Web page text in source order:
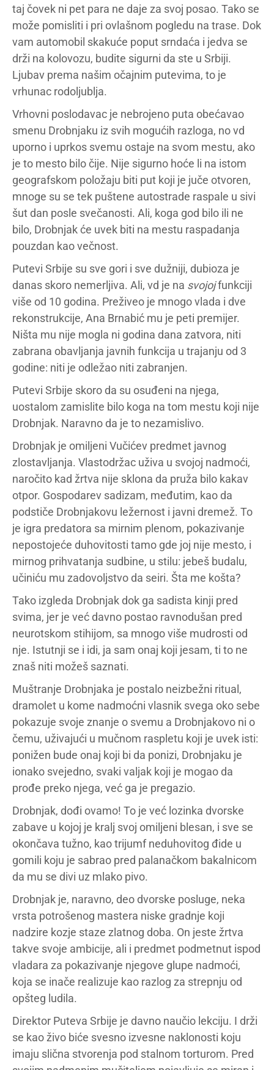
taj čovek ni pet para ne daje za svoj posao. Tako se
može pomisliti i pri ovlašnom pogledu na trase. Dok
vam automobil skakuće poput srndaća i jedva se
drži na kolovozu, budite sigurni da ste u Srbiji.
Ljubav prema našim očajnim putevima, to je
vrhunac rodoljublja.
Vrhovni poslodavac je nebrojeno puta obećavao
smenu Drobnjaku iz svih mogućih razloga, no vd
uporno i uprkos svemu ostaje na svom mestu, ako
je to mesto bilo čije. Nije sigurno hoće li na istom
geografskom položaju biti put koji je juče otvoren,
mnoge su se tek puštene autostrade raspale u sivi
šut dan posle svečanosti. Ali, koga god bilo ili ne
bilo, Drobnjak će uvek biti na mestu raspadanja
pouzdan kao večnost.
Putevi Srbije su sve gori i sve dužniji, dubioza je
danas skoro nemerljiva. Ali, vd je na svojojfunkciji
više od 10 godina. Preživeo je mnogo vlada i dve
rekonstrukcije, Ana Brnabić mu je peti premijer.
Ništa mu nije mogla ni godina dana zatvora, niti
zabrana obavljanja javnih funkcija u trajanju od 3
godine: niti je odležao niti zabranjen.
Putevi Srbije skoro da su osuđeni na njega,
uostalom zamislite bilo koga na tom mestu koji nije
Drobnjak. Naravno da je to nezamislivo.
Drobnjak je omiljeni Vučićev predmet javnog
zlostavljanja. Vlastodržac uživa u svojoj nadmoći,
naročito kad žrtva nije sklona da pruža bilo kakav
otpor. Gospodarev sadizam, međutim, kao da
podstiče Drobnjakovu ležernost i javni dremež. To
je igra predatora sa mirnim plenom, pokazivanje
nepostojeće duhovitosti tamo gde joj nije mesto, i
mirnog prihvatanja sudbine, u stilu: jebeš budalu,
učiniću mu zadovoljstvo da seiri. Šta me košta?
Tako izgleda Drobnjak dok ga sadista kinji pred
svima, jer je već davno postao ravnodušan pred
neurotskom stihijom, sa mnogo više mudrosti od
nje. Istutnji se i idi, ja sam onaj koji jesam, ti to ne
znaš niti možeš saznati.
Muštranje Drobnjaka je postalo neizbežni ritual,
dramolet u kome nadmoćni vlasnik svega oko sebe
pokazuje svoje znanje o svemu a Drobnjakovo ni o
čemu, uživajući u mučnom raspletu koji je uvek isti:
ponižen bude onaj koji bi da ponizi, Drobnjaku je
ionako svejedno, svaki valjak koji je mogao da
prođe preko njega, već ga je pregazio.
Drobnjak, dođi ovamo! To je već lozinka dvorske
zabave u kojoj je kralj svoj omiljeni blesan, i sve se
okončava tužno, kao trijumf neduhovitog đide u
gomili koju je sabrao pred palanačkom bakalnicom
da mu se divi uz mlako pivo.
Drobnjak je, naravno, deo dvorske posluge, neka
vrsta potrošenog mastera niske gradnje koji
nadzire kozje staze zlatnog doba. On jeste žrtva
takve svoje ambicije, ali i predmet podmetnut ispod
vladara za pokazivanje njegove glupe nadmoći,
koja se inače realizuje kao razlog za strepnju od
opšteg ludila.
Direktor Puteva Srbije je davno naučio lekciju. I drži
se kao živo biće svesno izvesne naklonosti koju
imaju slična stvorenja pod stalnom torturom. Pred